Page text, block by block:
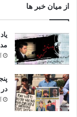
از میان خبر ها